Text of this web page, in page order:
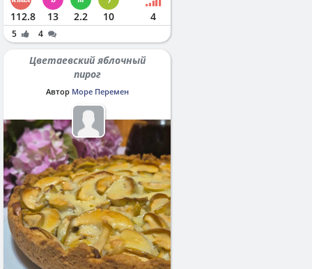
112.8 13 2.2 10 4
5 4
Цветаевский яблочный
пирог
Автор Море Перемен